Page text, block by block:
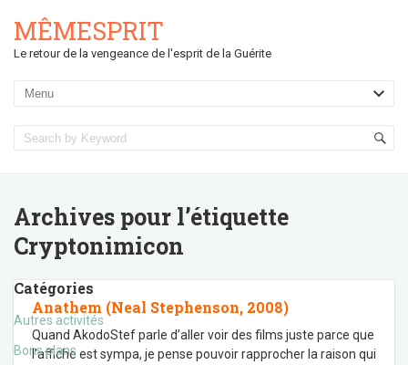
MÊMESPRIT
Le retour de la vengeance de l'esprit de la Guérite
Archives pour l’étiquette
Cryptonimicon
Catégories
Autres activités
Bons plans
Anathem (Neal Stephenson, 2008)
Quand AkodoStef parle d’aller voir des films juste parce que
l’affiche est sympa, je pense pouvoir rapprocher la raison qui